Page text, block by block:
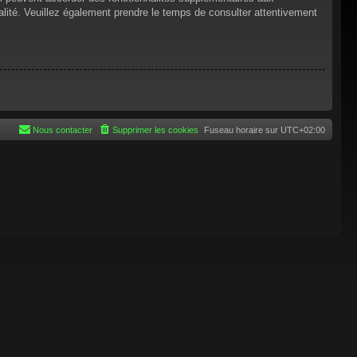
Veuillez également prendre le temps de consulter attentivement
Fuseau horaire sur UTC+02:00
Supprimer les cookies
Nous contacter